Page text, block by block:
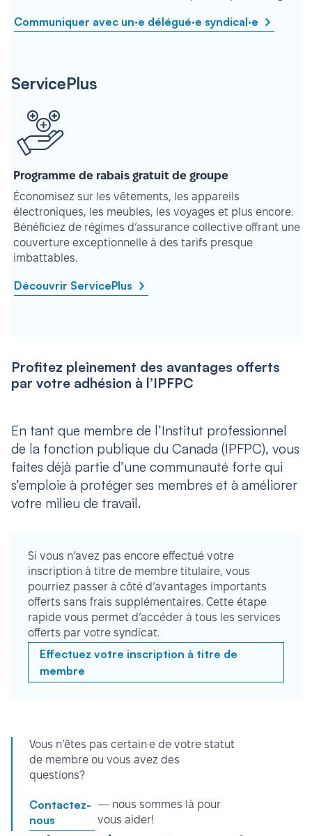
Communiquer avec un·e délégué·e syndical·e
ServicePlus
Programme de rabais gratuit de groupe
Économisez sur les vêtements, les appareils
électroniques, les meubles, les voyages et plus encore.
Bénéficiez de régimes d’assurance collective offrant une
couverture exceptionnelle à des tarifs presque
imbattables.
Découvrir ServicePlus
Profitez pleinement des avantages offerts
par votre adhésion à l’IPFPC
En tant que membre de l’Institut professionnel
de la fonction publique du Canada (IPFPC), vous
faites déjà partie d’une communauté forte qui
s’emploie à protéger ses membres et à améliorer
votre milieu de travail.
Si vous n’avez pas encore effectué votre
inscription à titre de membre titulaire, vous
pourriez passer à côté d’avantages importants
offerts sans frais supplémentaires. Cette étape
rapide vous permet d’accéder à tous les services
offerts par votre syndicat.
Effectuez votre inscription à titre de
membre
Vous n’êtes pas certain·e de votre statut
de membre ou vous avez des
questions?
Contactez-
nous
— nous sommes là pour
vous aider!